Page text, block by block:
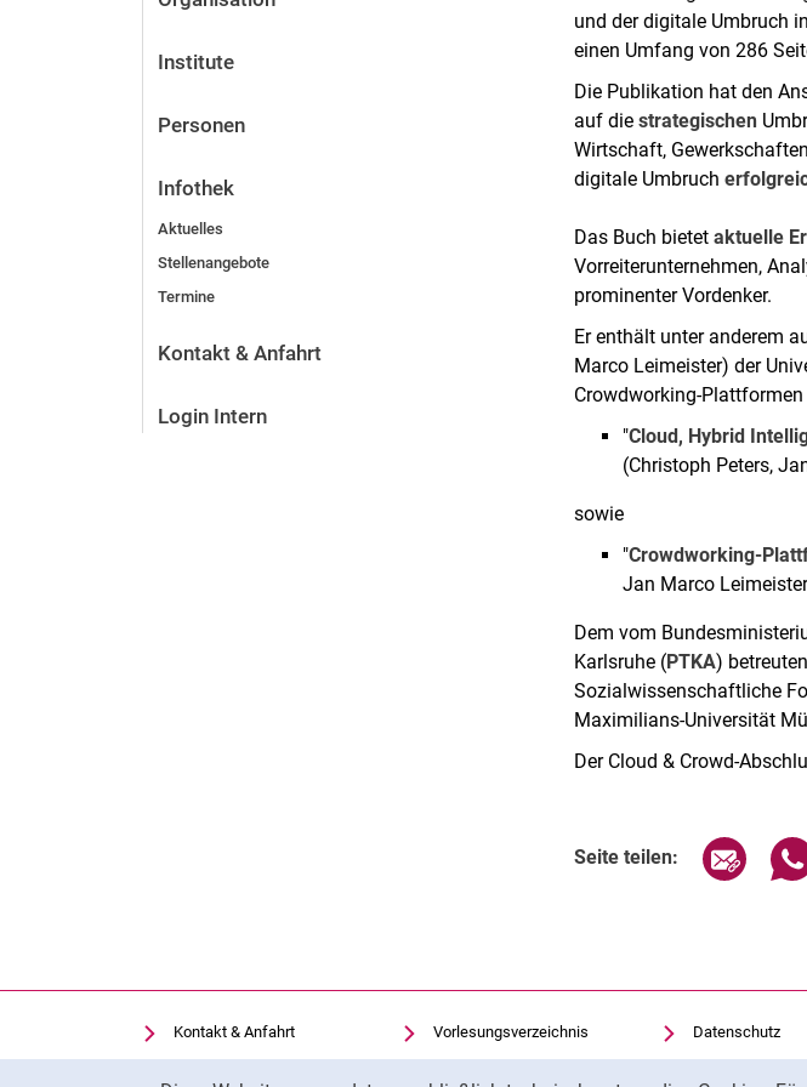
Institute
Personen
Infothek
Aktuelles
Stellenangebote
Termine
Kontakt & Anfahrt
Login Intern
und der digitale Umbruch
einen Umfang von 286
Die Publikation hat den
auf diestrategischen
Wirtschaft,
digitale Umbruch
Das Buch bietetaktuelle
Vorreiterunternehmen,
prominenter Vordenker.
Er enthält unter anderem
Marco Leimeister) der
Crowdworking-
"Cloud, Hybrid
(Christoph Peters,
sowie
"Crowdworking-
Jan Marco
Dem vom
Karlsruhe (PTKA)
Sozialwissenschaftliche
Maximilians-Universität
Der Cloud & Crowd-
Seite teilen: Seite
Kontakt & Anfahrt
Einrichtungen suchen
Vorlesungsverzeichnis
Uni-Bibliothek
Datenschutz
Barrierefreiheit